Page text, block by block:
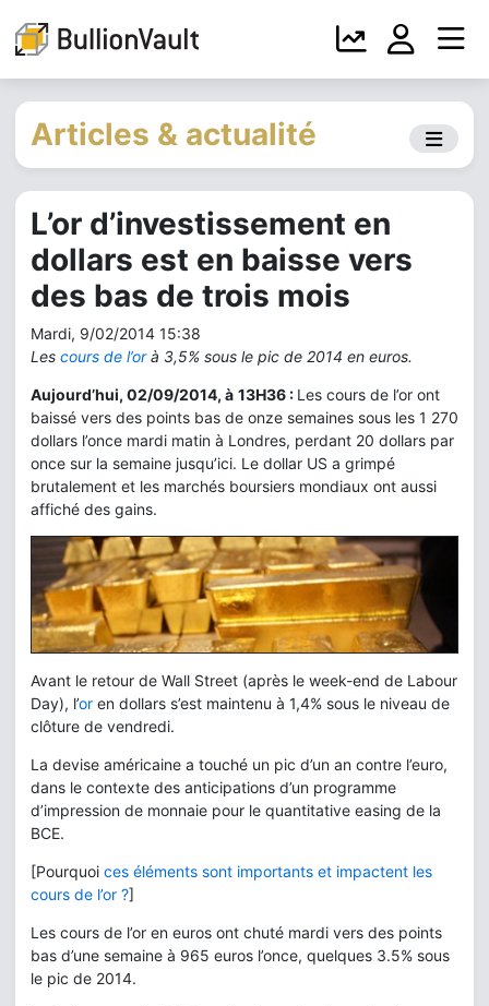
Articles & actualité
L’or d’investissement en
dollars est en baisse vers
des bas de trois mois
Mardi, 9/02/2014 15:38
Les cours de l’orà 3,5% sous le pic de 2014 en euros.
Aujourd’hui, 02/09/2014, à 13H36 : Les cours de l’or ont
baissé vers des points bas de onze semaines sous les 1 270
dollars l’once mardi matin à Londres, perdant 20 dollars par
once sur la semaine jusqu’ici. Le dollar US a grimpé
brutalement et les marchés boursiers mondiaux ont aussi
affiché des gains.
Avant le retour de Wall Street (après le week-end de Labour
Day), l’or en dollars s’est maintenu à 1,4% sous le niveau de
clôture de vendredi.
La devise américaine a touché un pic d’un an contre l’euro,
dans le contexte des anticipations d’un programme
d’impression de monnaie pour le quantitative easing de la
BCE.
[Pourquoi ces éléments sont importants et impactent les
cours de l’or ?]
Les cours de l’or en euros ont chuté mardi vers des points
bas d’une semaine à 965 euros l’once, quelques 3.5% sous
le pic de 2014.